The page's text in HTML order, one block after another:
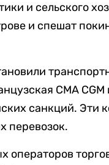
и сельского
и спешат
CMA CGM
санкций. Эти
перевозок.
операторов